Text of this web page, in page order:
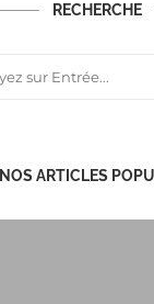
RECHERCHE
NOS ARTICLES